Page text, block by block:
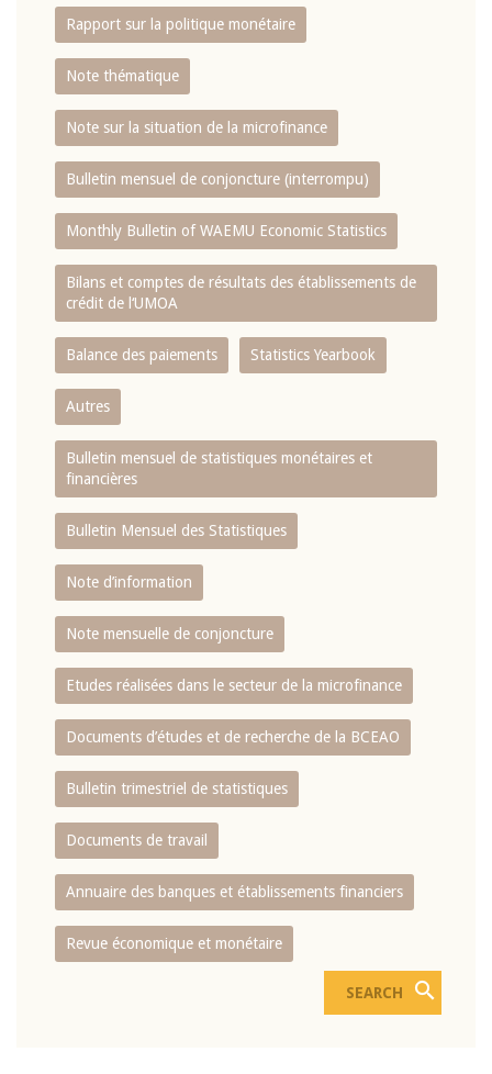
Rapport sur la politique monétaire
Note thématique
Note sur la situation de la microfinance
Bulletin mensuel de conjoncture (interrompu)
Monthly Bulletin of WAEMU Economic Statistics
Bilans et comptes de résultats des établissements de
crédit de l‘UMOA
Balance des paiements Statistics Yearbook
Autres
Bulletin mensuel de statistiques monétaires et
financières
Bulletin Mensuel des Statistiques
Note d’information
Note mensuelle de conjoncture
Etudes réalisées dans le secteur de la microfinance
Documents d’études et de recherche de la BCEAO
Bulletin trimestriel de statistiques
Documents de travail
Annuaire des banques et établissements financiers
Revue économique et monétaire